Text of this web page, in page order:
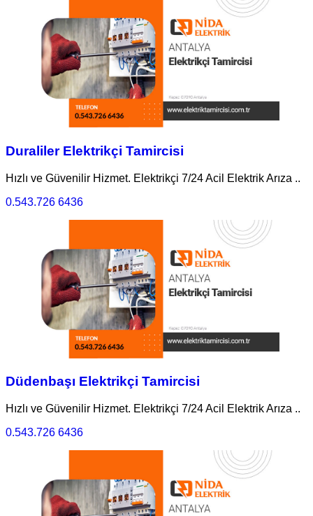
Duraliler Elektrikçi Tamircisi
Hızlı ve Güvenilir Hizmet. Elektrikçi 7/24 Acil Elektrik Arıza ..
0.543.726 6436
Düdenbaşı Elektrikçi Tamircisi
Hızlı ve Güvenilir Hizmet. Elektrikçi 7/24 Acil Elektrik Arıza ..
0.543.726 6436